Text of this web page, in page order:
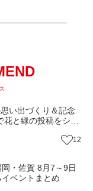
い出づくり＆記念
と緑の投稿をシェ
ん便り】Vol.55
12
岡・佐賀 8月7～9日
ベントまとめ